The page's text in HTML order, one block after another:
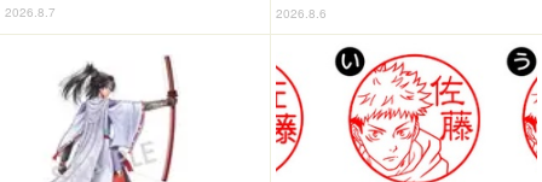
スポット企画「猫猫・壬氏と夏巡
り」開催【茨城県】
2026.8.7
月13日～】
2026.8.6